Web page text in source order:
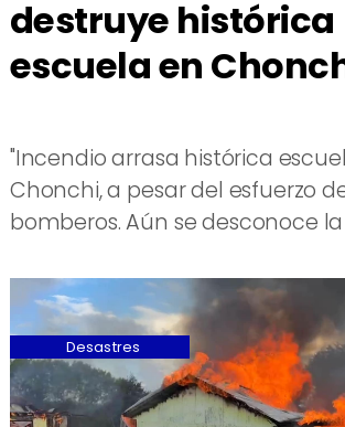
destruye histórica
escuela en
"Incendio arrasa histórica
Chonchi, a pesar del esfuerzo
bomberos. Aún se desconoce
Desastres